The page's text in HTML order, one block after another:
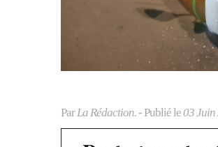
ParLa Rédaction.- Publié le03 Juin